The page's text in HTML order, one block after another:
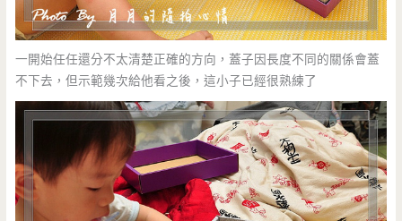
一開始任任還分不太清楚正確的方向，蓋子因長度不同的關係會蓋
不下去，但示範幾次給他看之後，這小子已經很熟練了